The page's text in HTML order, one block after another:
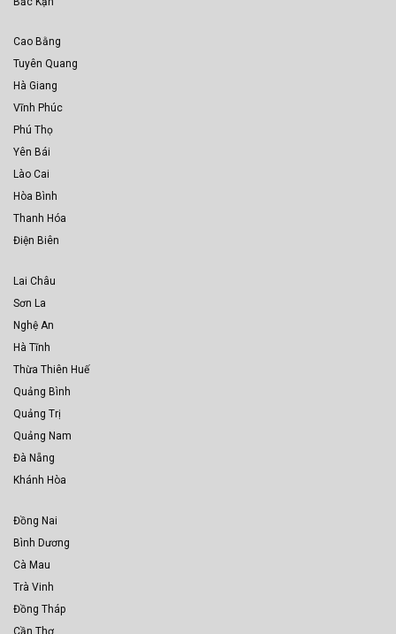
Cao Bằng
Tuyên Quang
Hà Giang
Vĩnh Phúc
Phú Thọ
Yên Bái
Lào Cai
Hòa Bình
Thanh Hóa
Điện Biên
Lai Châu
Sơn La
Nghệ An
Hà Tĩnh
Thừa Thiên Huế
Quảng Bình
Quảng Trị
Quảng Nam
Đà Nẵng
Khánh Hòa
Đồng Nai
Bình Dương
Cà Mau
Trà Vinh
Đồng Tháp
Cần Thơ